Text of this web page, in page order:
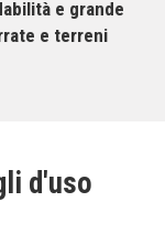
e grande
e terreni
d'uso